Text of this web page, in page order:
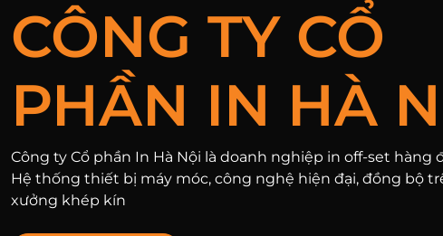
CÔNG TY CỔ
PHẦN IN HÀ
Công ty Cổ phần In Hà Nội là doanh nghiệp in off-set hàng
Hệ thống thiết bị máy móc, công nghệ hiện đại, đồng bộ
xưởng khép kín